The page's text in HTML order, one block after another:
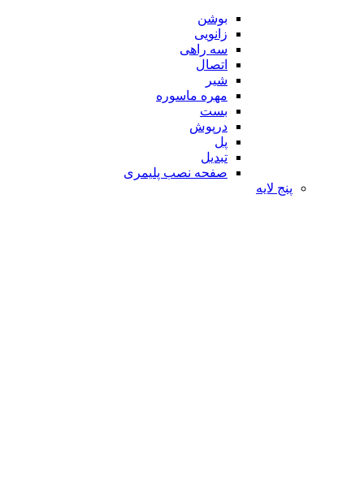
بوشن
زانویی
سه راهی
اتصال
شیر
مهره ماسوره
بست
درپوش
پل
تبدیل
صفحه نصب پلیمری
پنج لایه